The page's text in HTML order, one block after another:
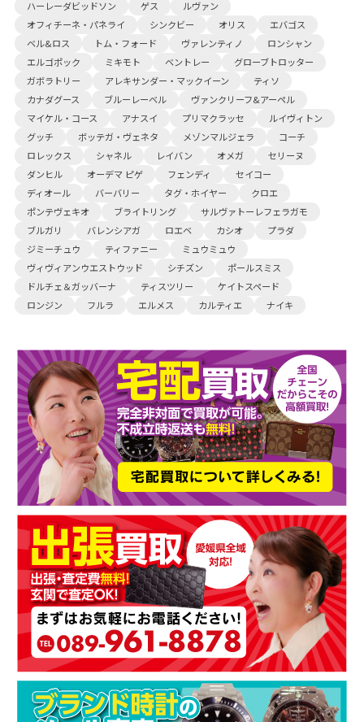
ハーレーダビッドソン ゲス
ルヴァン
オフィチーネ・パネライ
シンクビー オリス
エバゴス
ベル&ロス
トム・フォード ヴァレンティノ
ロンシャン
エルゴポック
ミキモト ベントレー
グローブトロッター
ガボラトリー
アレキサンダー・マックイーン
ティソ
カナダグース
ブルーレーベル
ヴァンクリーフ&アーペル
マイケル・コース
アナスイ プリマクラッセ
ルイヴィトン
グッチ
ボッテガ・ヴェネタ メゾンマルジェラ
コーチ
ロレックス
シャネル レイバン オメガ
セリーヌ
ダンヒル
オーデマ ピゲ フェンディ
セイコー
ディオール
バーバリー タグ・ホイヤー
クロエ
ポンテヴェキオ
ブライトリング
サルヴァトーレフェラガモ
ブルガリ
バレンシアガ ロエベ カシオ
プラダ
ジミーチュウ
ティファニー
ミュウミュウ
ヴィヴィアンウエストウッド
シチズン
ポールスミス
ドルチェ＆ガッバーナ
ティスツリー
ケイトスペード
ロンジン
フルラ エルメス カルティエ ナイキ